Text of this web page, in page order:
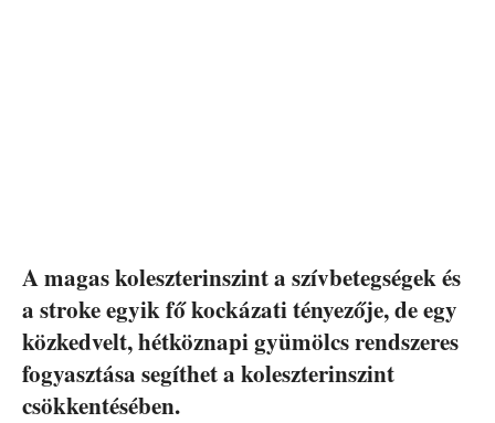
A magas koleszterinszint a szívbetegségek és
a stroke egyik fő kockázati tényezője, de egy
közkedvelt, hétköznapi gyümölcs rendszeres
fogyasztása segíthet a koleszterinszint
csökkentésében.